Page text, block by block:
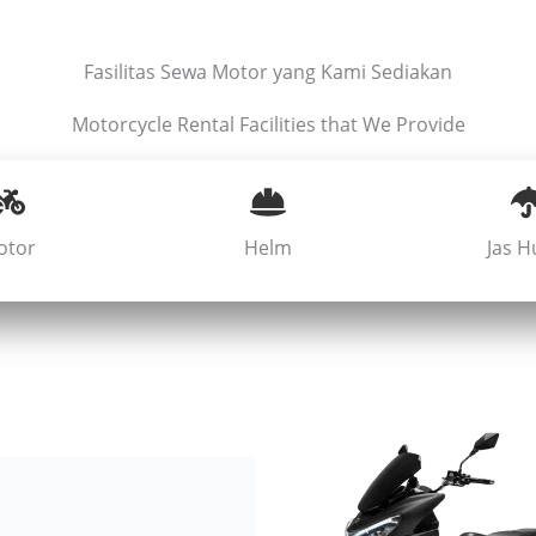
Fasilitas Sewa Motor yang Kami Sediakan
Motorcycle Rental Facilities that We Provide
Helm Jas